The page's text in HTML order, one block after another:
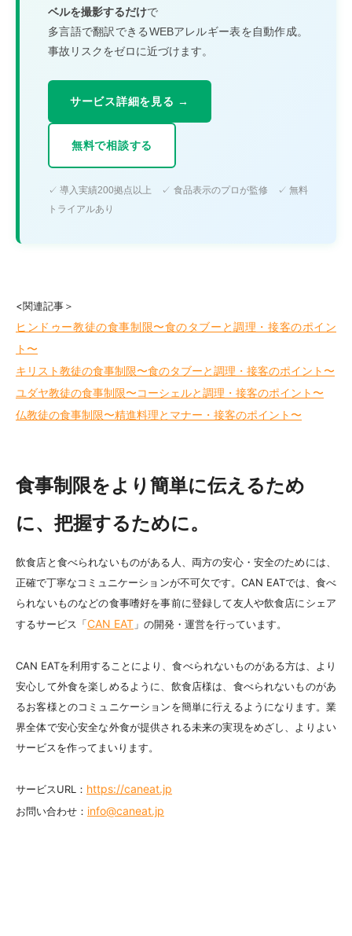
ベルを撮影するだけで
多言語で翻訳できるWEBアレルギー表を自動作成。
事故リスクをゼロに近づけます。
サービス詳細を見る →
無料で相談する
✓ 導入実績200拠点以上 ✓ 食品表示のプロが監修 ✓ 無料
トライアルあり
<関連記事＞
ヒンドゥー教徒の食事制限〜食のタブーと調理・接客のポイン
ト〜
キリスト教徒の食事制限〜食のタブーと調理・接客のポイント〜
ユダヤ教徒の食事制限〜コーシェルと調理・接客のポイント〜
仏教徒の食事制限〜精進料理とマナー・接客のポイント〜
食事制限をより簡単に伝えるため
に、把握するために。
飲食店と食べられないものがある人、両方の安心・安全のためには、
正確で丁寧なコミュニケーションが不可欠です。CAN EATでは、食べ
られないものなどの食事嗜好を事前に登録して友人や飲食店にシェア
するサービス「CAN EAT 」の開発・運営を行っています。
CAN EATを利用することにより、食べられないものがある方は、より
安心して外食を楽しめるように、飲食店様は、食べられないものがあ
るお客様とのコミュニケーションを簡単に行えるようになります。業
界全体で安心安全な外食が提供される未来の実現をめざし、よりよい
サービスを作ってまいります。
サービスURL： https://caneat.jp
お問い合わせ： info@caneat.jp